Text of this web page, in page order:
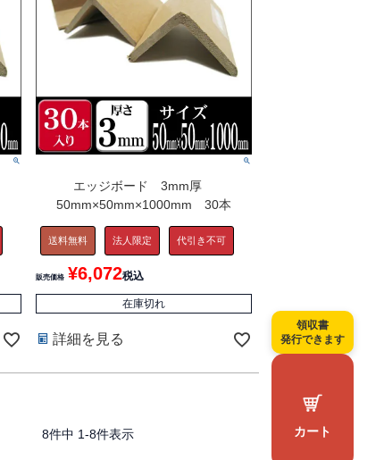
領収書
発行できます
カート
エッジボード 3mm厚
50mm×50mm×1000mm 30本
送料無料 法人限定 代引き不可
販売価格 ¥6,072税込
在庫切れ
詳細を見る
8件中 1-8件表示